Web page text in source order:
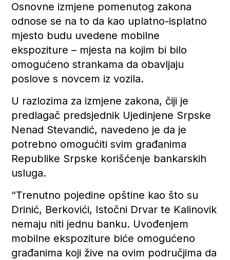
Osnovne izmjene pomenutog zakona
odnose se na to da kao uplatno-isplatno
mjesto budu uvedene mobilne
ekspoziture – mjesta na kojim bi bilo
omogućeno strankama da obavljaju
poslove s novcem iz vozila.
U razlozima za izmjene zakona, čiji je
predlagač predsjednik Ujedinjene Srpske
Nenad Stevandić, navedeno je da je
potrebno omogućiti svim građanima
Republike Srpske korišćenje bankarskih
usluga.
“Trenutno pojedine opštine kao što su
Drinić, Berkovići, Istočni Drvar te Kalinovik
nemaju niti jednu banku. Uvođenjem
mobilne ekspoziture biće omogućeno
građanima koji žive na ovim područjima da